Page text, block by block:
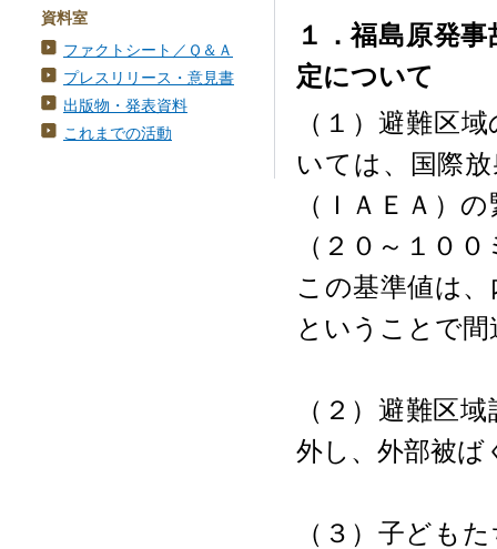
資料室
ファクトシート／Ｑ＆Ａ
プレスリリース・意見書
出版物・発表資料
これまでの活動
１．福島原発
定について
（１）避難区
いては、国際
（ＩＡＥＡ）
（２０～１０
この基準値は
ということで
（２）避難区
外し、外部被ば
（３）子ども